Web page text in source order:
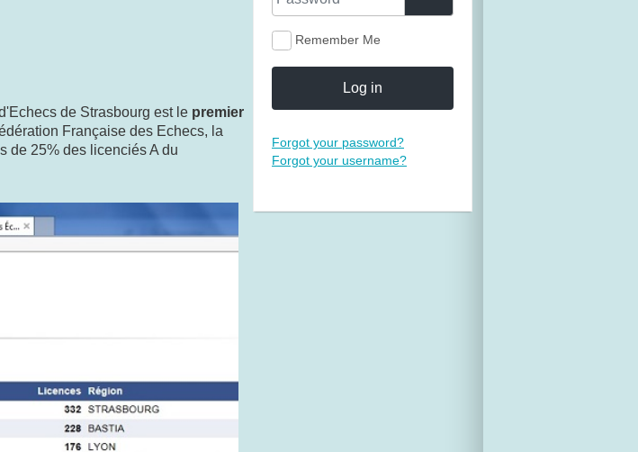
de Strasbourg est le premier
Française des Echecs, la
de 25% des licenciés A du
Remember Me
Log in
Forgot your password?
Forgot your username?